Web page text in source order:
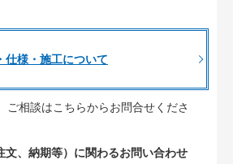
仕様・施工について
ご相談はこちらからお問合せくださ
、納期等）に関わるお問い合わせ